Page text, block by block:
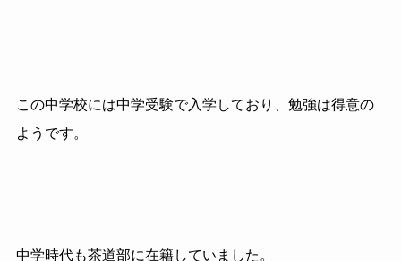
この中学校には中学受験で入学しており、勉強は得意の
ようです。
中学時代も茶道部に在籍していました。